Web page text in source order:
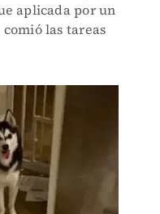
aplicada por un
las tareas